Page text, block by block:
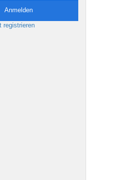
Anmelden
registrieren